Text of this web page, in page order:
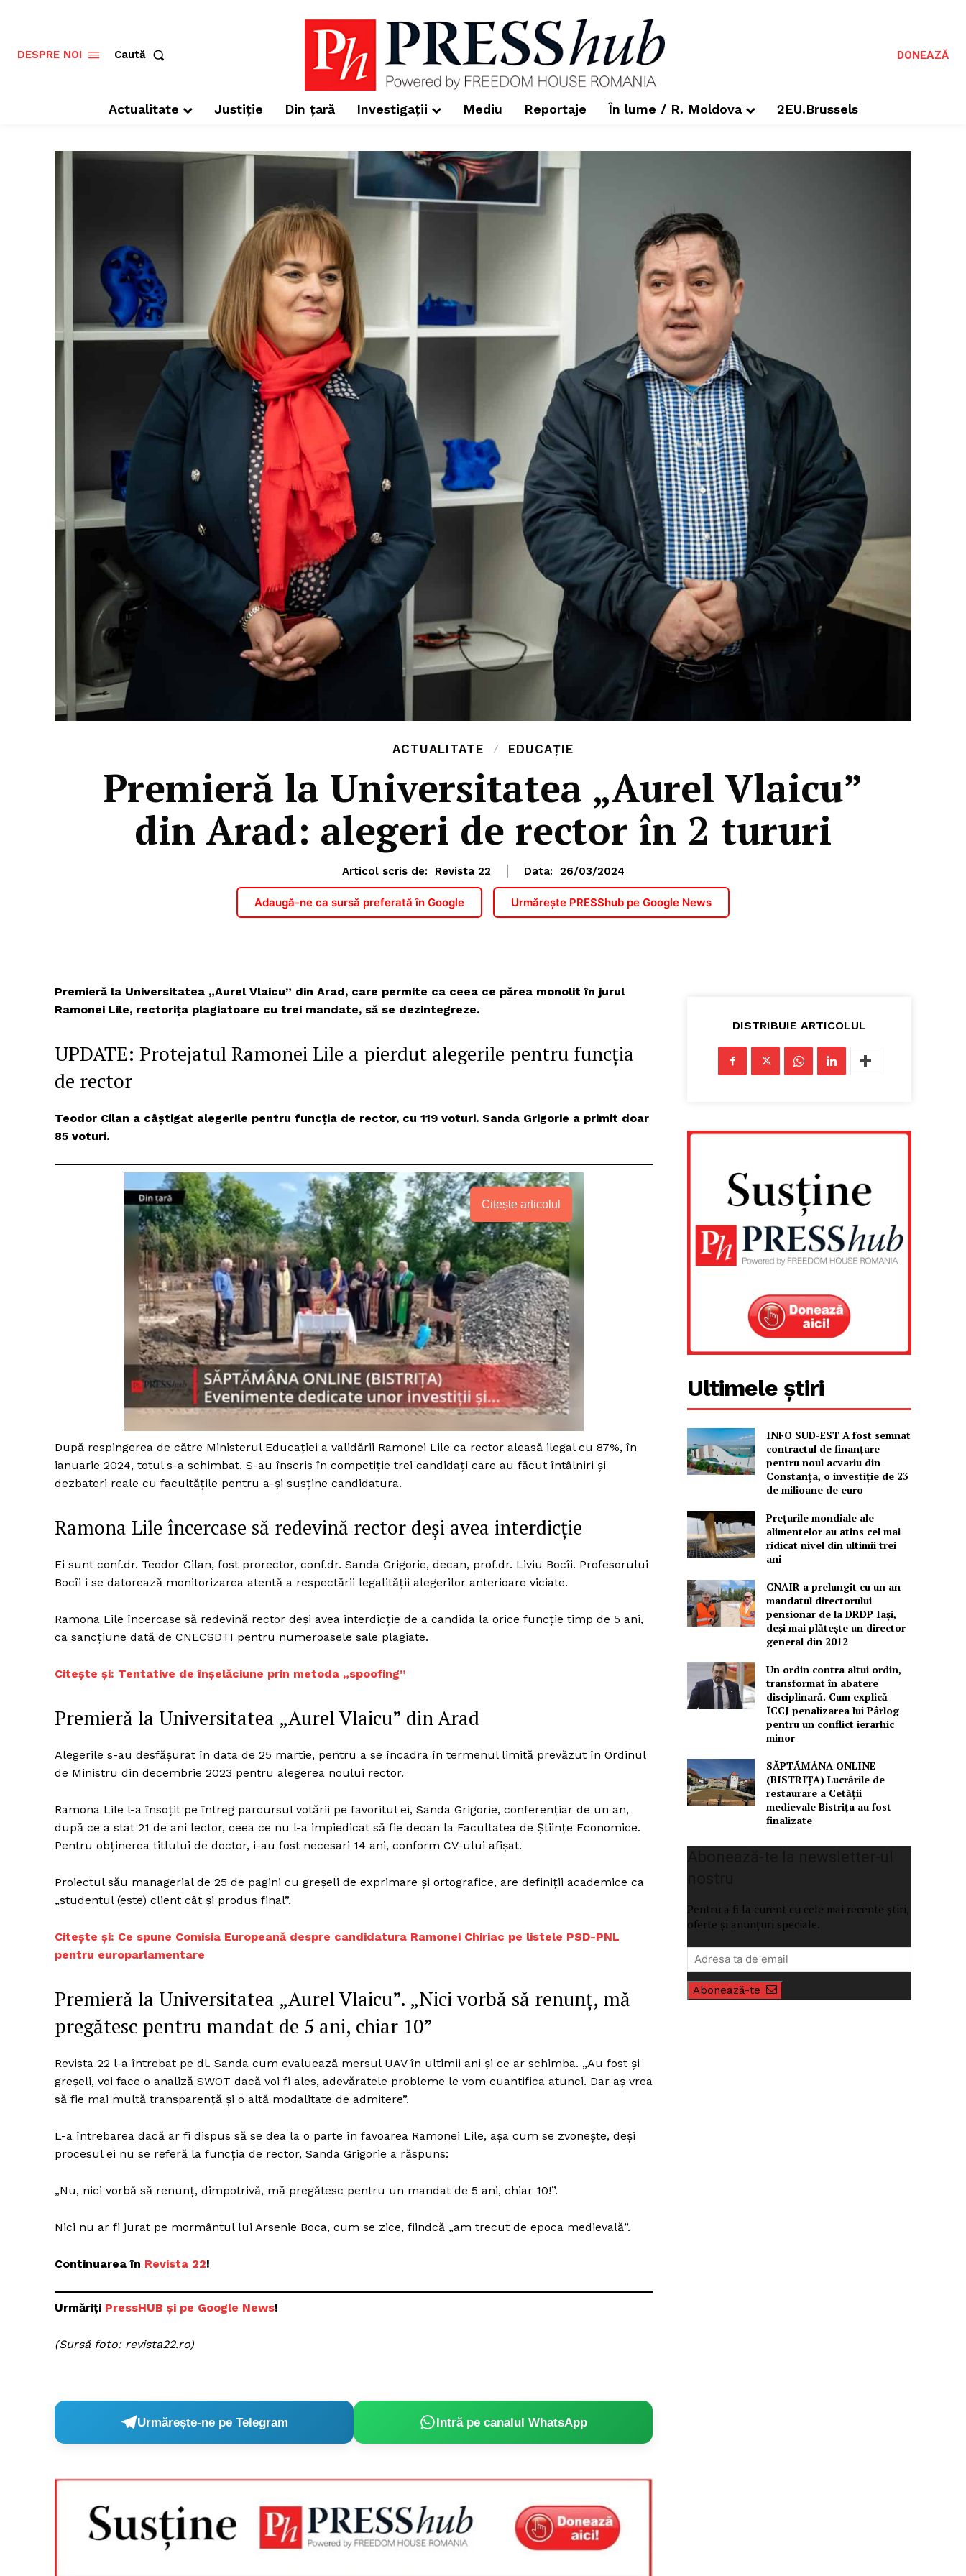
Un proiect
ROMÂNIA
PRESShub
Proiecte editoriale
DESPRE NOI Caută DONEAZĂ
Actualitate Justiție Din țară Investigații Mediu Reportaje În lume / R. Moldova 2EU.Brussels
ACTUALITATE EDUCAȚIE
Premieră la Universitatea „Aurel Vlaicu”
din Arad: alegeri de rector în 2 tururi
Articol scris de: Revista 22 Data: 26/03/2024
Adaugă-ne ca sursă preferată în Google Urmărește PRESShub pe Google News
Premieră la Universitatea „Aurel Vlaicu” din Arad, care permite ca ceea ce părea monolit în jurul
Ramonei Lile, rectorița plagiatoare cu trei mandate, să se dezintegreze.
UPDATE: Protejatul Ramonei Lile a pierdut alegerile pentru funcția
de rector
Teodor Cilan a câștigat alegerile pentru funcția de rector, cu 119 voturi. Sanda Grigorie a primit doar
85 voturi.
Citește articolul
După respingerea de către Ministerul Educației a validării Ramonei Lile ca rector aleasă ilegal cu 87%, în
ianuarie 2024, totul s-a schimbat. S-au înscris în competiție trei candidați care au făcut întâlniri și
dezbateri reale cu facultățile pentru a-și susține candidatura.
Ramona Lile încercase să redevină rector deși avea interdicție
Ei sunt conf.dr. Teodor Cilan, fost prorector, conf.dr. Sanda Grigorie, decan, prof.dr. Liviu Bocîi. Profesorului
Bocîi i se datorează monitorizarea atentă a respectării legalității alegerilor anterioare viciate.
Ramona Lile încercase să redevină rector deși avea interdicție de a candida la orice funcție timp de 5 ani,
ca sancțiune dată de CNECSDTI pentru numeroasele sale plagiate.
Citește și: Tentative de înșelăciune prin metoda „spoofing”
Premieră la Universitatea „Aurel Vlaicu” din Arad
Alegerile s-au desfășurat în data de 25 martie, pentru a se încadra în termenul limită prevăzut în Ordinul
de Ministru din decembrie 2023 pentru alegerea noului rector.
Ramona Lile l-a însoțit pe întreg parcursul votării pe favoritul ei, Sanda Grigorie, conferențiar de un an,
după ce a stat 21 de ani lector, ceea ce nu l-a impiedicat să fie decan la Facultatea de Științe Economice.
Pentru obținerea titlului de doctor, i-au fost necesari 14 ani, conform CV-ului afișat.
Proiectul său managerial de 25 de pagini cu greșeli de exprimare și ortografice, are definiții academice ca
„studentul (este) client cât și produs final”.
Citește și: Ce spune Comisia Europeană despre candidatura Ramonei Chiriac pe listele PSD-PNL
pentru europarlamentare
Premieră la Universitatea „Aurel Vlaicu”. „Nici vorbă să renunț, mă
pregătesc pentru mandat de 5 ani, chiar 10”
Revista 22 l-a întrebat pe dl. Sanda cum evaluează mersul UAV în ultimii ani și ce ar schimba. „Au fost și
greșeli, voi face o analiză SWOT dacă voi fi ales, adevăratele probleme le vom cuantifica atunci. Dar aș vrea
să fie mai multă transparență și o altă modalitate de admitere”.
L-a întrebarea dacă ar fi dispus să se dea la o parte în favoarea Ramonei Lile, așa cum se zvonește, deși
procesul ei nu se referă la funcția de rector, Sanda Grigorie a răspuns:
„Nu, nici vorbă să renunț, dimpotrivă, mă pregătesc pentru un mandat de 5 ani, chiar 10!”.
Nici nu ar fi jurat pe mormântul lui Arsenie Boca, cum se zice, fiindcă „am trecut de epoca medievală”.
Continuarea în Revista 22!
Urmăriți PressHUB și pe Google News!
(Sursă foto: revista22.ro)
Urmărește-ne pe Telegram Intră pe canalul WhatsApp
DISTRIBUIE ARTICOLUL
Ultimele știri
INFO SUD-EST A fost semnat
contractul de finanțare
pentru noul acvariu din
Constanța, o investiție de 23
de milioane de euro
Prețurile mondiale ale
alimentelor au atins cel mai
ridicat nivel din ultimii trei
ani
CNAIR a prelungit cu un an
mandatul directorului
pensionar de la DRDP Iași,
deși mai plătește un director
general din 2012
Un ordin contra altui ordin,
transformat în abatere
disciplinară. Cum explică
ÎCCJ penalizarea lui Pârlog
pentru un conflict ierarhic
minor
SĂPTĂMÂNA ONLINE
(BISTRIȚA) Lucrările de
restaurare a Cetăţii
medievale Bistriţa au fost
finalizate
Pentru a fi la curent cu cele mai recente știri,
oferte și anunțuri speciale.
Abonează-te